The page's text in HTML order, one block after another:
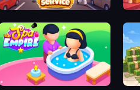
Idle Car Service: Tycoon
Spa Empire